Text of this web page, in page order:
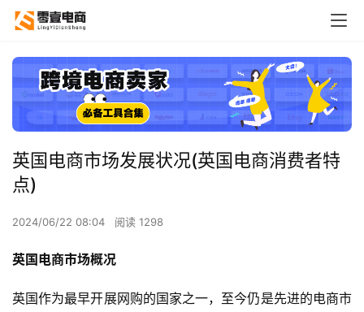
英国电商市场发展状况(英国电商消费者特
点)
2024/06/22 08:04 阅读 1298
英国电商市场概况
英国作为最早开展网购的国家之一，至今仍是先进的电商市